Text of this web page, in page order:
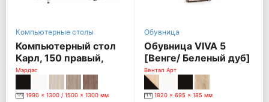
Компьютерные столы
Компьютерный стол
Карл, 150 правый,
венге
Мэрдэс
1990 x 1300 / 1500 x 1300 мм
Обувница
Обувница VIVA 5
[Венге/ Беленый дуб]
Вентал Арт
1820 x 695 x 185 мм